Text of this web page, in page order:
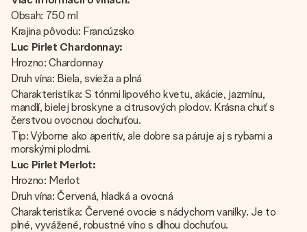
Obsah: 750 ml
Krajina pôvodu: Francúzsko
Luc Pirlet Chardonnay:
Hrozno: Chardonnay
Druh vína: Biela, svieža a plná
Charakteristika: S tónmi lipového kvetu, akácie, jazmínu,
mandlí, bielej broskyne a citrusových plodov. Krásna chuť s
čerstvou ovocnou dochuťou.
Tip: Výborne ako aperitív, ale dobre sa páruje aj s rybami a
morskými plodmi.
Luc Pirlet Merlot:
Hrozno: Merlot
Druh vína: Červená, hladká a ovocná
Charakteristika: Červené ovocie s nádychom vanilky. Je to
plné, vyvážené, robustné víno s dlhou dochuťou.